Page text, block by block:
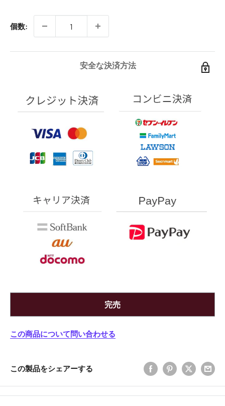
個数:
安全な決済方法
完売
この商品について問い合わせる
この製品をシェアーする